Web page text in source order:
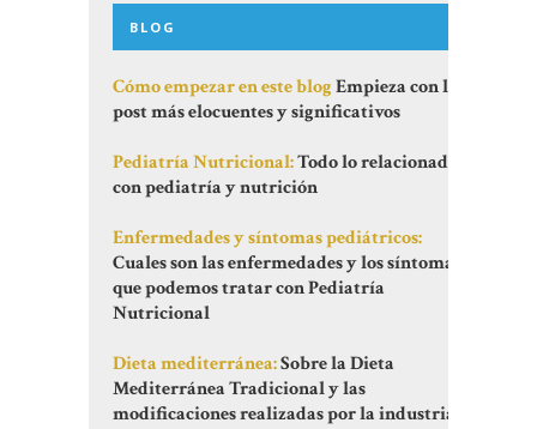
BLOG
Cómo empezar en este blogEmpieza con los
post más elocuentes y significativos
Pediatría Nutricional:Todo lo relacionado
con pediatría y nutrición
Enfermedades y síntomas pediátricos:
Cuales son las enfermedades y los síntomas
que podemos tratar con Pediatría
Nutricional
Dieta mediterránea:Sobre la Dieta
Mediterránea Tradicional y las
modificaciones realizadas por la industria